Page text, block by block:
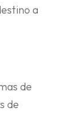
a
de
de